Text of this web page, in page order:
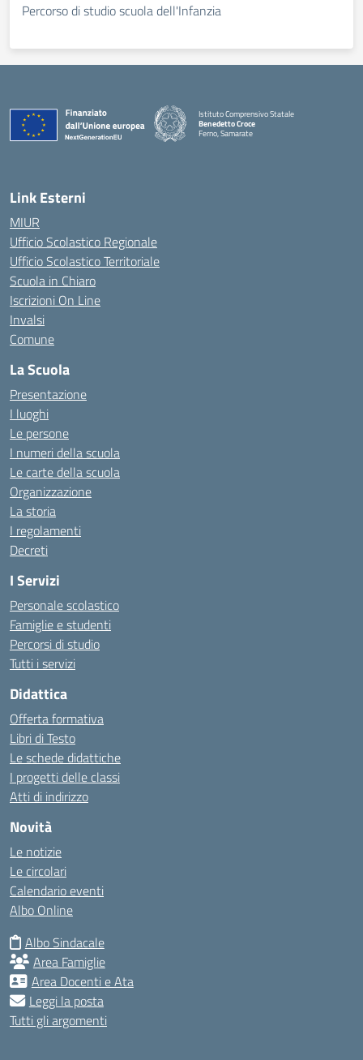
Percorso di studio scuola dell'Infanzia
Istituto Comprensivo Statale
Benedetto Croce
Ferno, Samarate
Link Esterni
MIUR
Ufficio Scolastico Regionale
Ufficio Scolastico Territoriale
Scuola in Chiaro
Iscrizioni On Line
Invalsi
Comune
La Scuola
Presentazione
I luoghi
Le persone
I numeri della scuola
Le carte della scuola
Organizzazione
La storia
I regolamenti
Decreti
I Servizi
Personale scolastico
Famiglie e studenti
Percorsi di studio
Tutti i servizi
Didattica
Offerta formativa
Libri di Testo
Le schede didattiche
I progetti delle classi
Atti di indirizzo
Novità
Le notizie
Le circolari
Calendario eventi
Albo Online
Albo Sindacale
Area Famiglie
Area Docenti e Ata
Leggi la posta
Tutti gli argomenti